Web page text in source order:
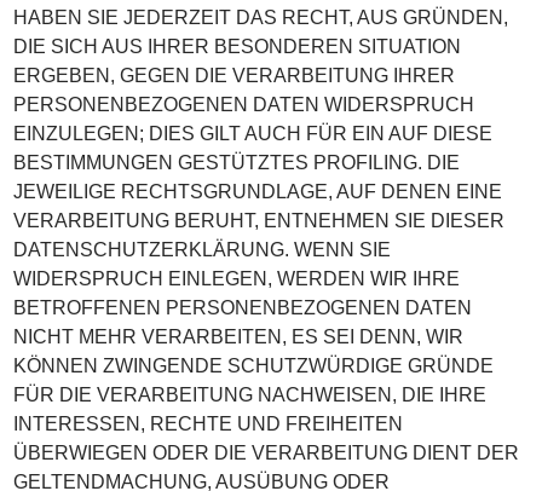
HABEN SIE JEDERZEIT DAS RECHT, AUS GRÜNDEN,
DIE SICH AUS IHRER BESONDEREN SITUATION
ERGEBEN, GEGEN DIE VERARBEITUNG IHRER
PERSONENBEZOGENEN DATEN WIDERSPRUCH
EINZULEGEN; DIES GILT AUCH FÜR EIN AUF DIESE
BESTIMMUNGEN GESTÜTZTES PROFILING. DIE
JEWEILIGE RECHTSGRUNDLAGE, AUF DENEN EINE
VERARBEITUNG BERUHT, ENTNEHMEN SIE DIESER
DATENSCHUTZERKLÄRUNG. WENN SIE
WIDERSPRUCH EINLEGEN, WERDEN WIR IHRE
BETROFFENEN PERSONENBEZOGENEN DATEN
NICHT MEHR VERARBEITEN, ES SEI DENN, WIR
KÖNNEN ZWINGENDE SCHUTZWÜRDIGE GRÜNDE
FÜR DIE VERARBEITUNG NACHWEISEN, DIE IHRE
INTERESSEN, RECHTE UND FREIHEITEN
ÜBERWIEGEN ODER DIE VERARBEITUNG DIENT DER
GELTENDMACHUNG, AUSÜBUNG ODER